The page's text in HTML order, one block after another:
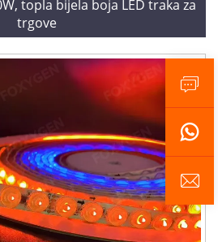
topla bijela boja LED traka za
trgove